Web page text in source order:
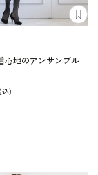
心地のアンサンブル
込）